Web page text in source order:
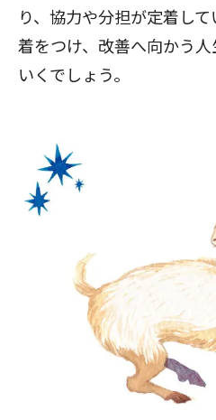
り、協力や分担が定着し
着をつけ、改善へ向かう
いくでしょう。